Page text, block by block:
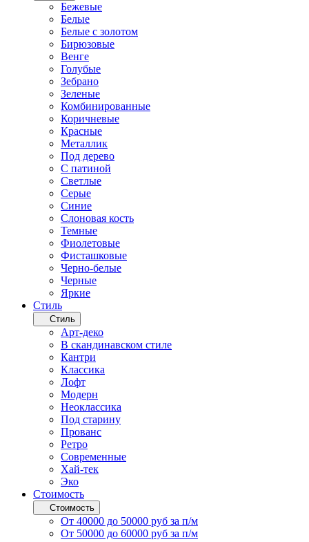
Бежевые
Белые
Белые с золотом
Бирюзовые
Венге
Голубые
Зебрано
Зеленые
Комбинированные
Коричневые
Красные
Металлик
Под дерево
С патиной
Светлые
Серые
Синие
Слоновая кость
Темные
Фиолетовые
Фисташковые
Черно-белые
Черные
Яркие
Стиль
Стиль
Арт-деко
В скандинавском стиле
Кантри
Классика
Лофт
Модерн
Неоклассика
Под старину
Прованс
Ретро
Современные
Хай-тек
Эко
Стоимость
Стоимость
От 40000 до 50000 руб за п/м
От 50000 до 60000 руб за п/м